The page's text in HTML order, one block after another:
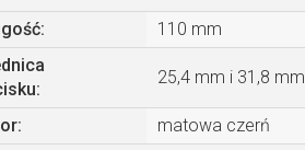
:
110 mm
:
25,4 mm i 31,8 mm
:
matowa czerń